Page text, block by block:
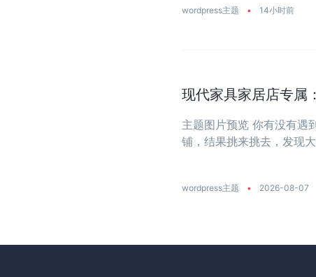
wordpress主题 • 14小时前
现代家具家居店专属
主题图片预览 你有没有遇
铺，结果挑来挑去，发现
wordpress主题 • 2026-08-07